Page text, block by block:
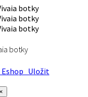
botky
Uložit